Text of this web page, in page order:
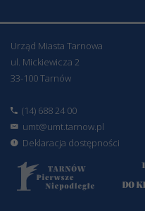
Urząd Miasta Tarnowa
ul. Mickiewicza 2
33-100 Tarnów
(14) 688 24 00
umt@umt.tarnow.pl
Deklaracja dostępności